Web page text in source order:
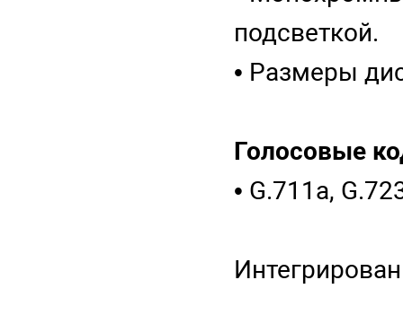
подсветкой.
• Размеры
Голосовые
• G.711a,